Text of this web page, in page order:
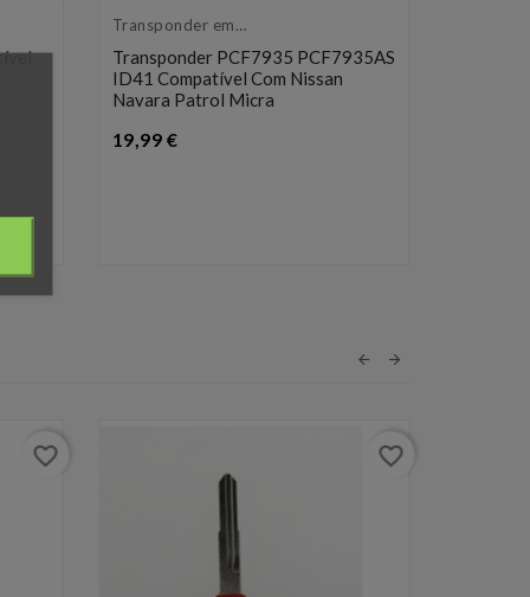
Transponder em
Transponder PCF7935 PCF7935AS
ID41 Compatível Com Nissan
Navara Patrol Micra
19,99 €Preço
favorite_border favorite_border